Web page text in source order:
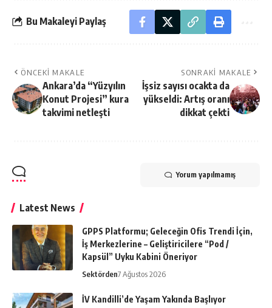
Bu Makaleyi Paylaş
ÖNCEKI MAKALE
Ankara’da “Yüzyılın
Konut Projesi” kura
takvimi netleşti
SONRAKI MAKALE
İşsiz sayısı ocakta da
yükseldi: Artış oranı
dikkat çekti
Yorum yapılmamış
Latest News
GPPS Platformu; Geleceğin Ofis Trendi İçin,
İş Merkezlerine – Geliştiricilere “Pod /
Kapsül” Uyku Kabini Öneriyor
Sektörden7 Ağustos 2026
İV Kandilli’de Yaşam Yakında Başlıyor